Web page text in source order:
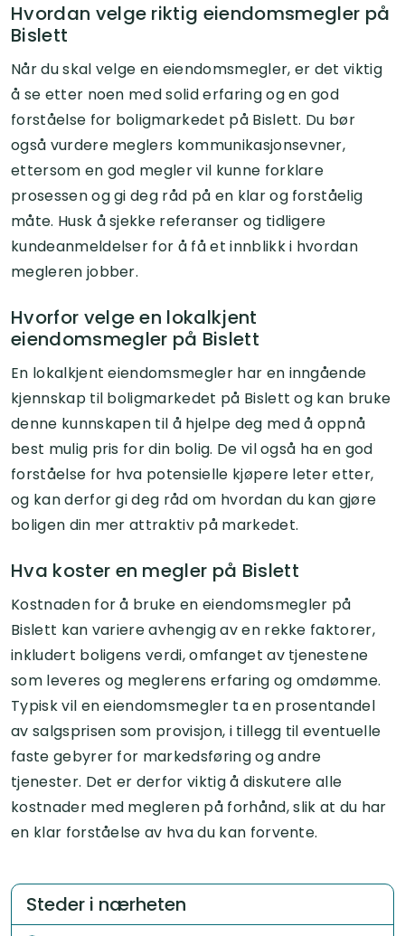
Hvordan velge riktig eiendomsmegler på
Bislett
Når du skal velge en eiendomsmegler, er det viktig
å se etter noen med solid erfaring og en god
forståelse for boligmarkedet på Bislett. Du bør
også vurdere meglers kommunikasjonsevner,
ettersom en god megler vil kunne forklare
prosessen og gi deg råd på en klar og forståelig
måte. Husk å sjekke referanser og tidligere
kundeanmeldelser for å få et innblikk i hvordan
megleren jobber.
Hvorfor velge en lokalkjent
eiendomsmegler på Bislett
En lokalkjent eiendomsmegler har en inngående
kjennskap til boligmarkedet på Bislett og kan bruke
denne kunnskapen til å hjelpe deg med å oppnå
best mulig pris for din bolig. De vil også ha en god
forståelse for hva potensielle kjøpere leter etter,
og kan derfor gi deg råd om hvordan du kan gjøre
boligen din mer attraktiv på markedet.
Hva koster en megler på Bislett
Kostnaden for å bruke en eiendomsmegler på
Bislett kan variere avhengig av en rekke faktorer,
inkludert boligens verdi, omfanget av tjenestene
som leveres og meglerens erfaring og omdømme.
Typisk vil en eiendomsmegler ta en prosentandel
av salgsprisen som provisjon, i tillegg til eventuelle
faste gebyrer for markedsføring og andre
tjenester. Det er derfor viktig å diskutere alle
kostnader med megleren på forhånd, slik at du har
en klar forståelse av hva du kan forvente.
Steder i nærheten